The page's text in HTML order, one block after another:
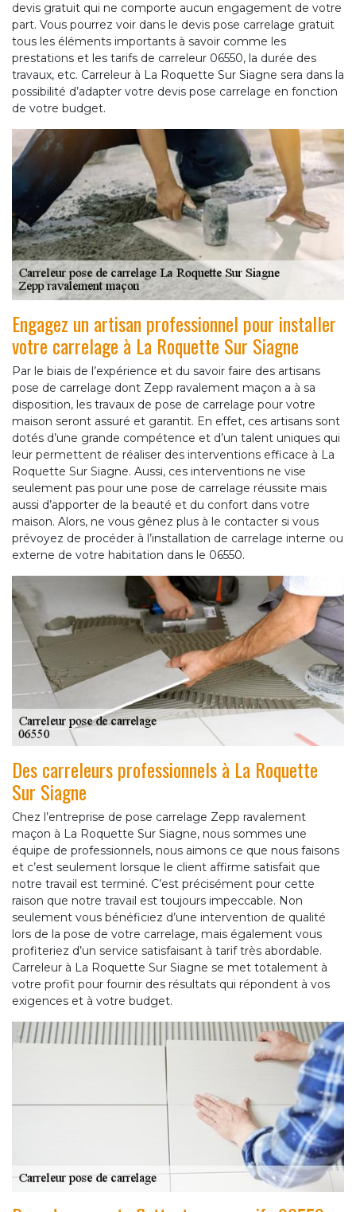
devis gratuit qui ne comporte aucun engagement de votre
part. Vous pourrez voir dans le devis pose carrelage gratuit
tous les éléments importants à savoir comme les
prestations et les tarifs de carreleur 06550, la durée des
travaux, etc. Carreleur à La Roquette Sur Siagne sera dans la
possibilité d’adapter votre devis pose carrelage en fonction
de votre budget.
Engagez un artisan professionnel pour installer
votre carrelage à La Roquette Sur Siagne
Par le biais de l’expérience et du savoir faire des artisans
pose de carrelage dont Zepp ravalement maçon a à sa
disposition, les travaux de pose de carrelage pour votre
maison seront assuré et garantit. En effet, ces artisans sont
dotés d’une grande compétence et d’un talent uniques qui
leur permettent de réaliser des interventions efficace à La
Roquette Sur Siagne. Aussi, ces interventions ne vise
seulement pas pour une pose de carrelage réussite mais
aussi d’apporter de la beauté et du confort dans votre
maison. Alors, ne vous gênez plus à le contacter si vous
prévoyez de procéder à l’installation de carrelage interne ou
externe de votre habitation dans le 06550.
Des carreleurs professionnels à La Roquette
Sur Siagne
Chez l’entreprise de pose carrelage Zepp ravalement
maçon à La Roquette Sur Siagne, nous sommes une
équipe de professionnels, nous aimons ce que nous faisons
et c’est seulement lorsque le client affirme satisfait que
notre travail est terminé. C’est précisément pour cette
raison que notre travail est toujours impeccable. Non
seulement vous bénéficiez d’une intervention de qualité
lors de la pose de votre carrelage, mais également vous
profiteriez d’un service satisfaisant à tarif très abordable.
Carreleur à La Roquette Sur Siagne se met totalement à
votre profit pour fournir des résultats qui répondent à vos
exigences et à votre budget.